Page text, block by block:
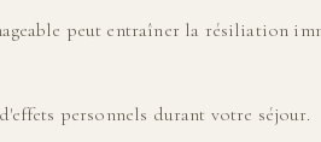
peut entraîner la résiliation
personnels durant votre séjour.